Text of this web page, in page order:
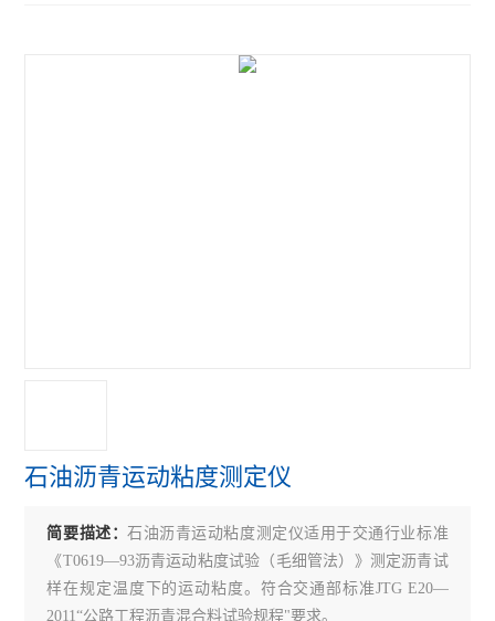
乳化沥青稀浆封层试验仪
沥青溢流水箱
沥青混合料路面构造深度仪
石油沥青运动粘度测定仪
简要描述：石油沥青运动粘度测定仪适用于交通行业标准
《T0619—93沥青运动粘度试验（毛细管法）》测定沥青试
样在规定温度下的运动粘度。符合交通部标准JTG E20—
2011“公路工程沥青混合料试验规程"要求。